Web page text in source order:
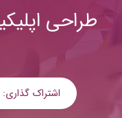
طراحی
اشتراک گذاری: